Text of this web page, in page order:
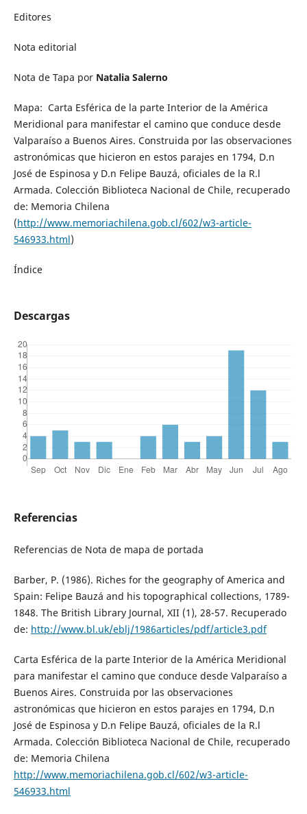
Editores
Nota editorial
Nota de Tapa por Natalia Salerno
Mapa: Carta Esférica de la parte Interior de la América
Meridional para manifestar el camino que conduce desde
Valparaíso a Buenos Aires. Construida por las observaciones
astronómicas que hicieron en estos parajes en 1794, D.n
José de Espinosa y D.n Felipe Bauzá, oficiales de la R.l
Armada. Colección Biblioteca Nacional de Chile, recuperado
de: Memoria Chilena
(http://www.memoriachilena.gob.cl/602/w3-article-
546933.html)
Índice
Descargas
Referencias
Referencias de Nota de mapa de portada
Barber, P. (1986). Riches for the geography of America and
Spain: Felipe Bauzá and his topographical collections, 1789-
1848. The British Library Journal, XII (1), 28-57. Recuperado
de: http://www.bl.uk/eblj/1986articles/pdf/article3.pdf
Carta Esférica de la parte Interior de la América Meridional
para manifestar el camino que conduce desde Valparaíso a
Buenos Aires. Construida por las observaciones
astronómicas que hicieron en estos parajes en 1794, D.n
José de Espinosa y D.n Felipe Bauzá, oficiales de la R.l
Armada. Colección Biblioteca Nacional de Chile, recuperado
de: Memoria Chilena
http://www.memoriachilena.gob.cl/602/w3-article-
546933.html